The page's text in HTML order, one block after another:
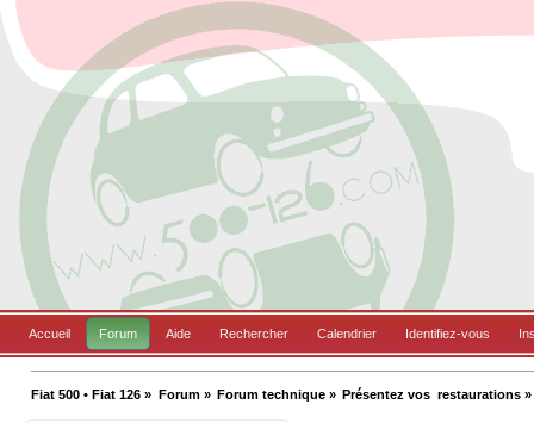
Accueil Forum Aide Rechercher Calendrier Identifiez-vous
Fiat 500 • Fiat 126 » Forum» Forum technique» Présentez vos  restaurations »